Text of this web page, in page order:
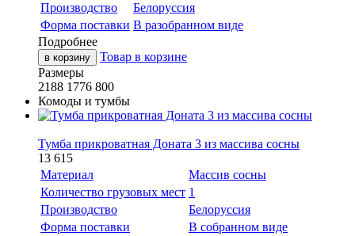
Производство
Белоруссия
Форма поставки В разобранном виде
Подробнее
в корзину
Товар в корзине
Размеры
2188 1776 800
Комоды и тумбы
Тумба прикроватная Доната 3 из массива сосны
13 615
Материал
Массив сосны
Количество грузовых мест 1
Производство
Белоруссия
Форма поставки
В собранном виде